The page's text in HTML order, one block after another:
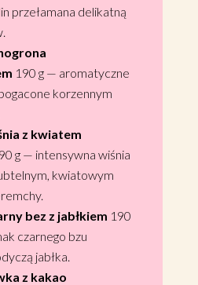
przełamana delikatną
190 g — aromatyczne
korzennym
z kwiatem
g — intensywna wiśnia
kwiatowym
bez z jabłkiem 190
czarnego bzu
jabłka.
z kakao